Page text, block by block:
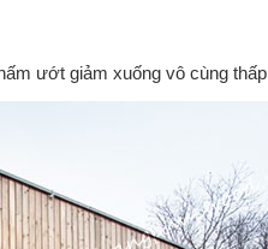
ướt giảm xuống vô cùng